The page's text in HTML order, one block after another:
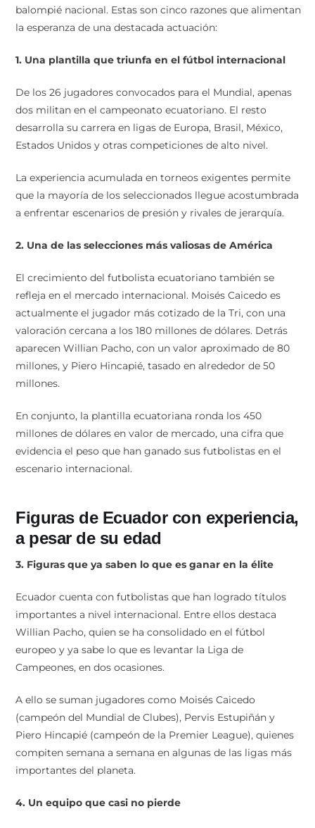
balompié nacional. Estas son cinco razones que alimentan
la esperanza de una destacada actuación:
1. Una plantilla que triunfa en el fútbol internacional
De los 26 jugadores convocados para el Mundial, apenas
dos militan en el campeonato ecuatoriano. El resto
desarrolla su carrera en ligas de Europa, Brasil, México,
Estados Unidos y otras competiciones de alto nivel.
La experiencia acumulada en torneos exigentes permite
que la mayoría de los seleccionados llegue acostumbrada
a enfrentar escenarios de presión y rivales de jerarquía.
2. Una de las selecciones más valiosas de América
El crecimiento del futbolista ecuatoriano también se
refleja en el mercado internacional. Moisés Caicedo es
actualmente el jugador más cotizado de la Tri, con una
valoración cercana a los 180 millones de dólares. Detrás
aparecen Willian Pacho, con un valor aproximado de 80
millones, y Piero Hincapié, tasado en alrededor de 50
millones.
En conjunto, la plantilla ecuatoriana ronda los 450
millones de dólares en valor de mercado, una cifra que
evidencia el peso que han ganado sus futbolistas en el
escenario internacional.
Figuras de Ecuador con experiencia,
a pesar de su edad
3. Figuras que ya saben lo que es ganar en la élite
Ecuador cuenta con futbolistas que han logrado títulos
importantes a nivel internacional. Entre ellos destaca
Willian Pacho, quien se ha consolidado en el fútbol
europeo y ya sabe lo que es levantar la Liga de
Campeones, en dos ocasiones.
A ello se suman jugadores como Moisés Caicedo
(campeón del Mundial de Clubes), Pervis Estupiñán y
Piero Hincapié (campeón de la Premier League), quienes
compiten semana a semana en algunas de las ligas más
importantes del planeta.
4. Un equipo que casi no pierde